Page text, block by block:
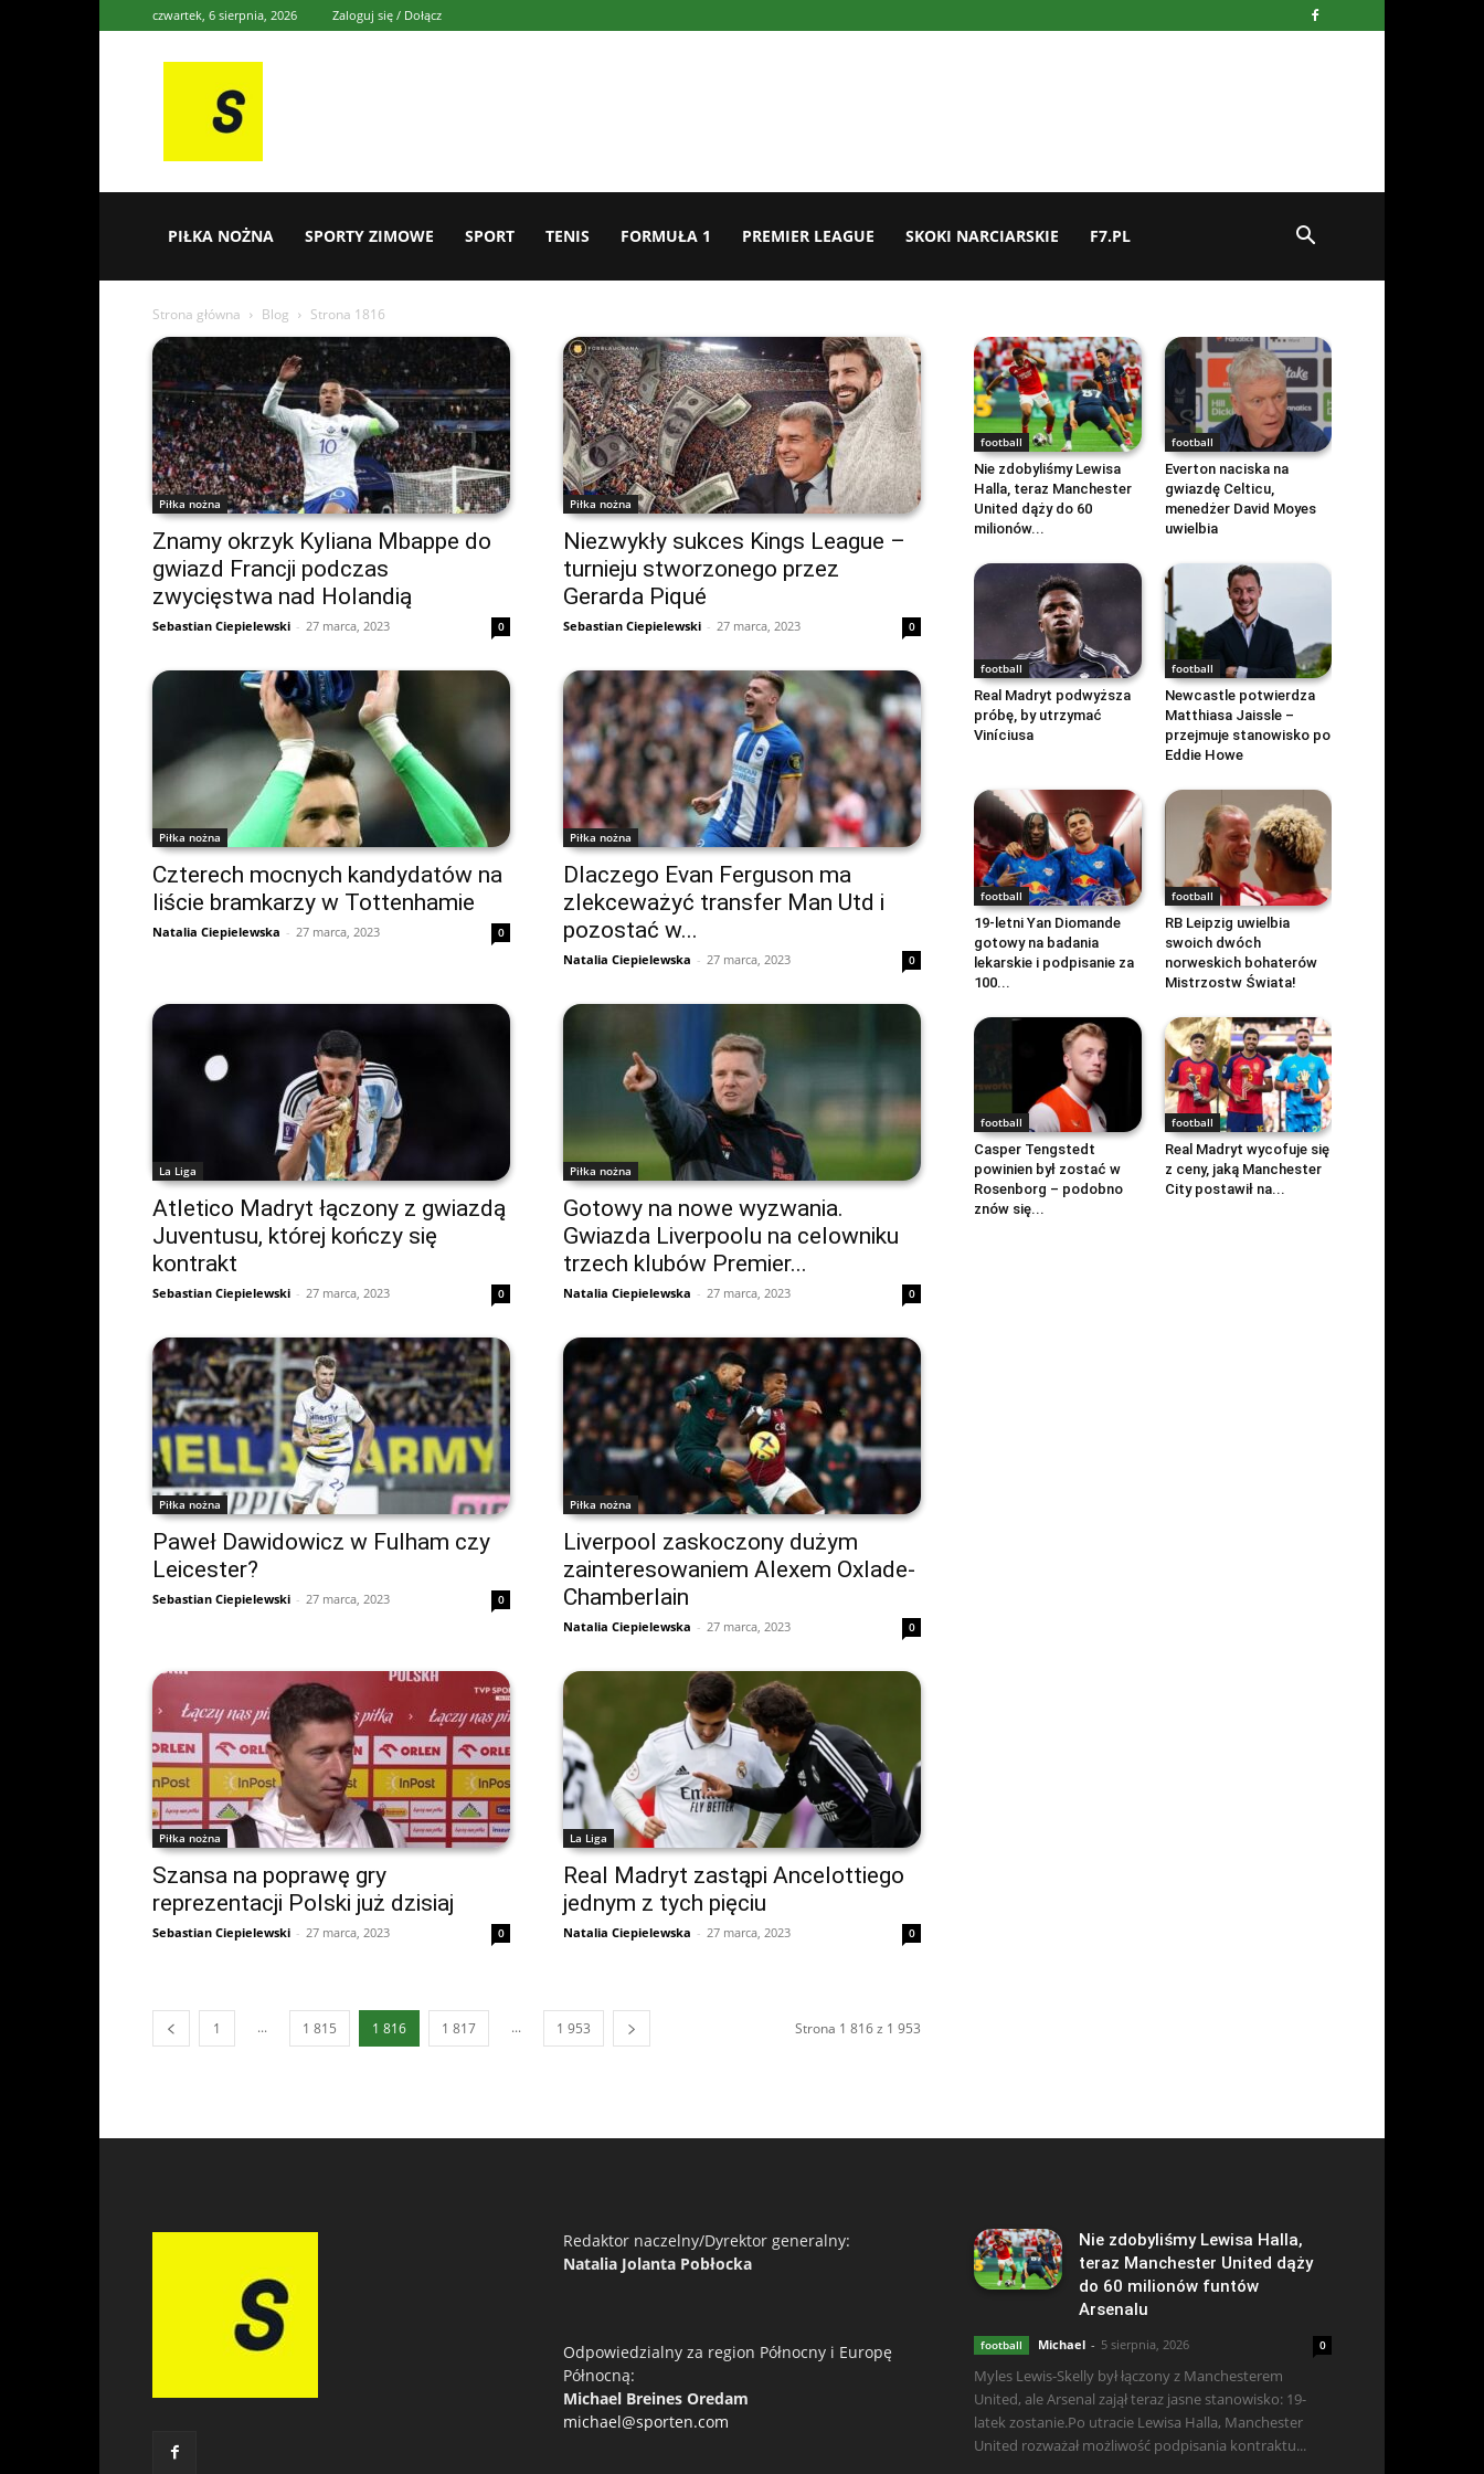
czwartek, 6 sierpnia, 2026 Zaloguj się / Dołącz
PIŁKA NOŻNA SPORTY ZIMOWE SPORT TENIS FORMUŁA 1 PREMIER LEAGUE SKOKI NARCIARSKIE F7.PL
Strona główna Blog Strona 1816
Piłka nożna
Znamy okrzyk Kyliana Mbappe do
gwiazd Francji podczas
zwycięstwa nad Holandią
Sebastian Ciepielewski - 27 marca, 2023 0
Piłka nożna
Niezwykły sukces Kings League –
turnieju stworzonego przez
Gerarda Piqué
Sebastian Ciepielewski - 27 marca, 2023 0
Piłka nożna
Czterech mocnych kandydatów na
liście bramkarzy w Tottenhamie
Natalia Ciepielewska - 27 marca, 2023 0
Piłka nożna
Dlaczego Evan Ferguson ma
zlekceważyć transfer Man Utd i
pozostać w...
Natalia Ciepielewska - 27 marca, 2023 0
La Liga
Atletico Madryt łączony z gwiazdą
Juventusu, której kończy się
kontrakt
Sebastian Ciepielewski - 27 marca, 2023 0
Piłka nożna
Gotowy na nowe wyzwania.
Gwiazda Liverpoolu na celowniku
trzech klubów Premier...
Natalia Ciepielewska - 27 marca, 2023 0
Piłka nożna
Paweł Dawidowicz w Fulham czy
Leicester?
Sebastian Ciepielewski - 27 marca, 2023 0
Piłka nożna
Liverpool zaskoczony dużym
zainteresowaniem Alexem Oxlade-
Chamberlain
Natalia Ciepielewska - 27 marca, 2023 0
Piłka nożna
Szansa na poprawę gry
reprezentacji Polski już dzisiaj
Sebastian Ciepielewski - 27 marca, 2023 0
La Liga
Real Madryt zastąpi Ancelottiego
jednym z tych pięciu
Natalia Ciepielewska - 27 marca, 2023 0
1 ... 1 815 1 816 1 817 ... 1 953 Strona 1 816 z 1 953
football
Nie zdobyliśmy Lewisa
Halla, teraz Manchester
United dąży do 60
milionów...
football
Everton naciska na
gwiazdę Celticu,
menedżer David Moyes
uwielbia
football
Real Madryt podwyższa
próbę, by utrzymać
Viníciusa
football
Newcastle potwierdza
Matthiasa Jaissle –
przejmuje stanowisko po
Eddie Howe
football
19-letni Yan Diomande
gotowy na badania
lekarskie i podpisanie za
100...
football
RB Leipzig uwielbia
swoich dwóch
norweskich bohaterów
Mistrzostw Świata!
football
Casper Tengstedt
powinien był zostać w
Rosenborg – podobno
znów się...
football
Real Madryt wycofuje się
z ceny, jaką Manchester
City postawił na...
Redaktor naczelny/Dyrektor generalny:
Natalia Jolanta Pobłocka
Odpowiedzialny za region Północny i Europę
Północną:
Michael Breines Oredam
michael@sporten.com
Nie zdobyliśmy Lewisa Halla,
teraz Manchester United dąży
do 60 milionów funtów
Arsenalu
football Michael - 5 sierpnia, 2026 0
Myles Lewis-Skelly był łączony z Manchesterem
United, ale Arsenal zajął teraz jasne stanowisko: 19-
latek zostanie.Po utracie Lewisa Halla, Manchester
United rozważał możliwość podpisania kontraktu...